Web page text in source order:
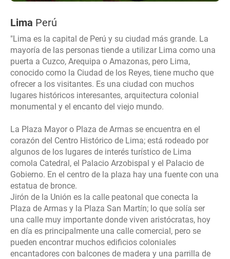
Lima Perú
"Lima es la capital de Perú y su ciudad más grande. La
mayoría de las personas tiende a utilizar Lima como una
puerta a Cuzco, Arequipa o Amazonas, pero Lima,
conocido como la Ciudad de los Reyes, tiene mucho que
ofrecer a los visitantes. Es una ciudad con muchos
lugares históricos interesantes, arquitectura colonial
monumental y el encanto del viejo mundo.
La Plaza Mayor o Plaza de Armas se encuentra en el
corazón del Centro Histórico de Lima; está rodeado por
algunos de los lugares de interés turístico de Lima
comola Catedral, el Palacio Arzobispal y el Palacio de
Gobierno. En el centro de la plaza hay una fuente con una
estatua de bronce.
Jirón de la Unión es la calle peatonal que conecta la
Plaza de Armas y la Plaza San Martín; lo que solía ser
una calle muy importante donde viven aristócratas, hoy
en día es principalmente una calle comercial, pero se
pueden encontrar muchos edificios coloniales
encantadores con balcones de madera y una parrilla de